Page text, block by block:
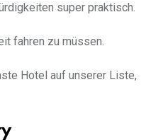
super praktisch.
fahren zu müssen.
Hotel auf unserer Liste,